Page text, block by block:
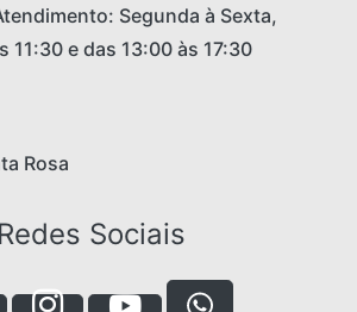
Segunda à Sexta,
11:30 e das 13:00 às 17:30
Rosa
Redes Sociais